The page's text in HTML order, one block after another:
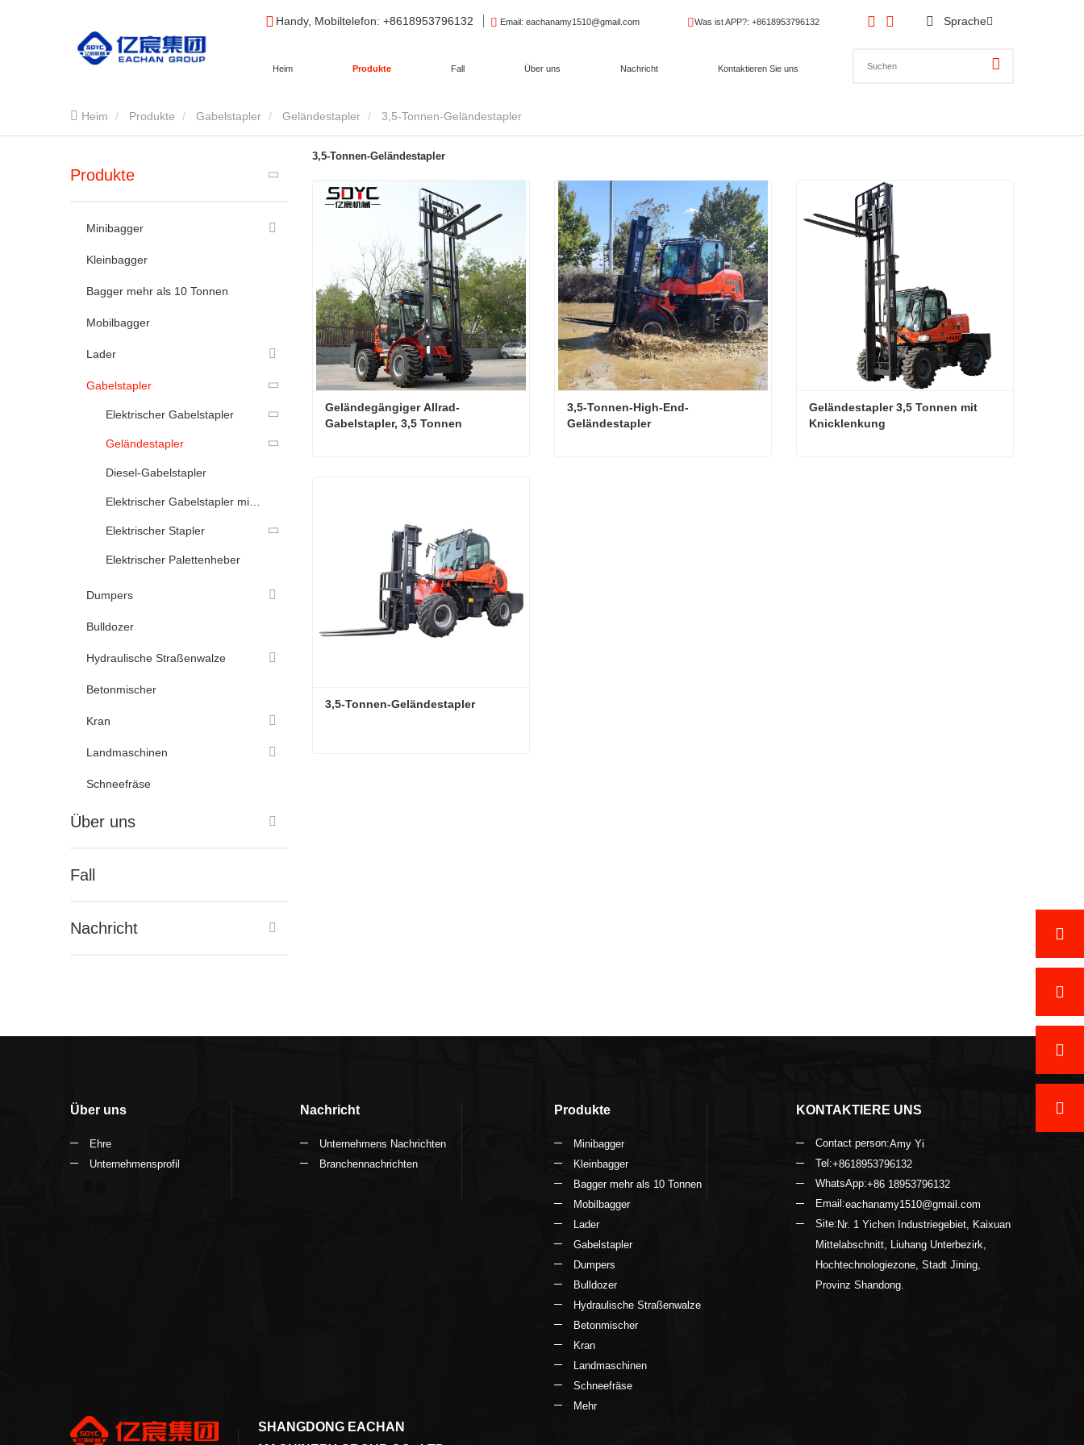
Heim Produkte Fall Über uns Nachricht Kontaktieren Sie uns
Handy, Mobiltelefon: +8618953796132 Email: eachanamy1510@gmail.com Was ist APP?: +8618953796132 Sprache
Heim Produkte Gabelstapler Geländestapler 3,5-Tonnen-Geländestapler
Produkte
Minibagger
Kleinbagger
Bagger mehr als 10 Tonnen
Mobilbagger
Lader
Gabelstapler
Elektrischer Gabelstapler
Geländestapler
Diesel-Gabelstapler
Elektrischer Stapler
Elektrischer Palettenheber
Dumpers
Bulldozer
Hydraulische Straßenwalze
Betonmischer
Kran
Landmaschinen
Schneefräse
Über uns
Fall
Nachricht
3,5-Tonnen-Geländestapler
Geländegängiger Allrad-
Gabelstapler, 3,5 Tonnen
3,5-Tonnen-High-End-
Geländestapler
Geländestapler 3,5 Tonnen mit
Knicklenkung
3,5-Tonnen-Geländestapler
Über uns
Ehre
Unternehmensprofil
Nachricht
Unternehmens Nachrichten
Branchennachrichten
Produkte
Minibagger
Kleinbagger
Bagger mehr als 10 Tonnen
Mobilbagger
Lader
Gabelstapler
Dumpers
Bulldozer
Hydraulische Straßenwalze
Betonmischer
Kran
Landmaschinen
Schneefräse
Mehr
KONTAKTIERE UNS
Contact person:Amy Yi
Tel:+8618953796132
WhatsApp:+86 18953796132
Email:eachanamy1510@gmail.com
Site:Nr. 1 Yichen Industriegebiet, Kaixuan
Mittelabschnitt, Liuhang Unterbezirk,
Hochtechnologiezone, Stadt Jining,
Provinz Shandong.
SHANGDONG EACHAN